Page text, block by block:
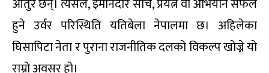
आतुर छन्। त्यसैले, इमानदार सोच, प्रयत्न वा अभियान सफल
हुने उर्वर परिस्थिति यतिबेला नेपालमा छ। अहिलेका
घिसापिटा नेता र पुराना राजनीतिक दलको विकल्प खोज्ने यो